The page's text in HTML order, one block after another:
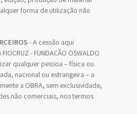
forma de utilização não
- A cessão aqui
- FUNDAÇÃO OSWALDO
qualquer pessoa – física ou
nacional ou estrangeira – a
a OBRA, sem exclusividade,
não comerciais, nos termos